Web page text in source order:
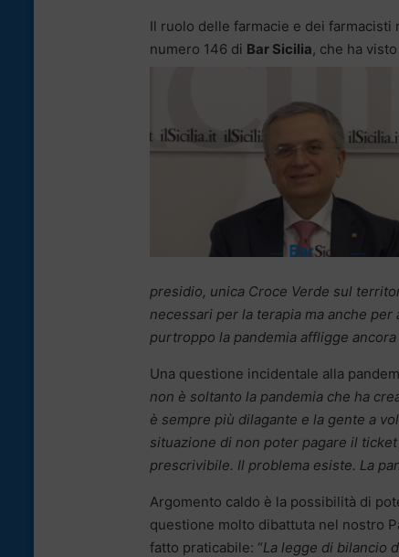
Il ruolo delle farmacie e dei
numero 146 di Bar Sicilia, che ha
presidio, unica Croce Verde sul
necessari per la terapia ma anche
purtroppo la pandemia affligge
Una questione incidentale alla
non è soltanto la pandemia che ha
è sempre più dilagante e la gente a
situazione di non poter pagare il
prescrivibile. Il problema esiste. La
Argomento caldo è la possibilità di
questione molto dibattuta nel nostro
fatto praticabile: “La legge di bilancio